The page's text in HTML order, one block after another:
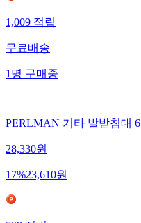
1,009적립
무료배송
1명구매중
PERLMAN 기타 발받침대
28,330원
17%23,610원